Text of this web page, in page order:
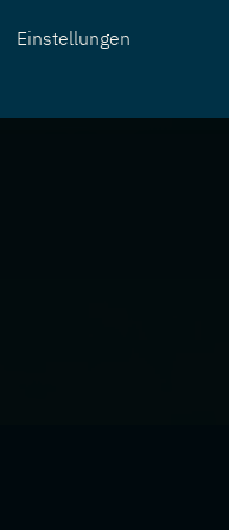
Einstellungen